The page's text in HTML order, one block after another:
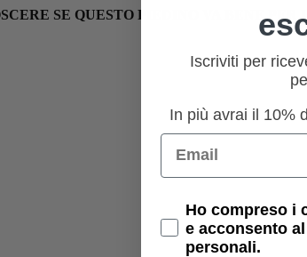
SE QUESTO PIEDINO VA BENE PER
Iscriviti per
In più avrai il 10%
Email
Privacy Policy
Ho compreso i
e acconsento
personali.